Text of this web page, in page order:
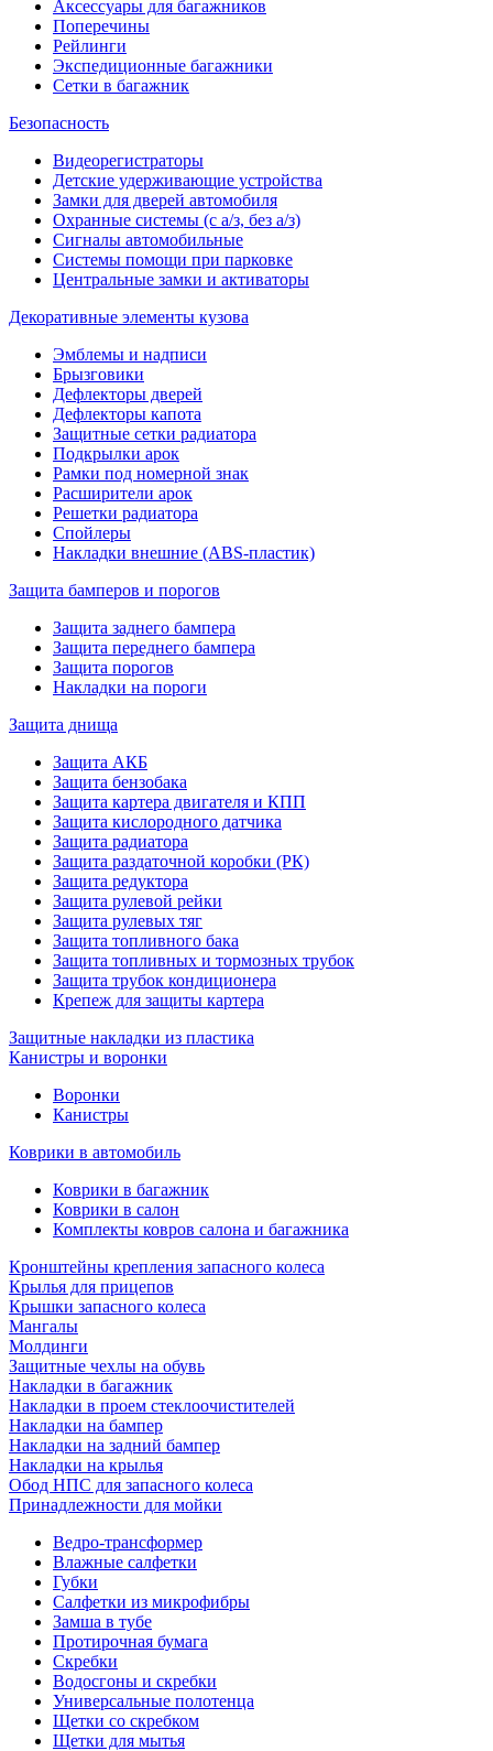
Аксессуары для багажников
Поперечины
Рейлинги
Экспедиционные багажники
Сетки в багажник
Безопасность
Видеорегистраторы
Детские удерживающие устройства
Замки для дверей автомобиля
Охранные системы (с а/з, без а/з)
Сигналы автомобильные
Системы помощи при парковке
Центральные замки и активаторы
Декоративные элементы кузова
Эмблемы и надписи
Брызговики
Дефлекторы дверей
Дефлекторы капота
Защитные сетки радиатора
Подкрылки арок
Рамки под номерной знак
Расширители арок
Решетки радиатора
Спойлеры
Накладки внешние (ABS-пластик)
Защита бамперов и порогов
Защита заднего бампера
Защита переднего бампера
Защита порогов
Накладки на пороги
Защита днища
Защита АКБ
Защита бензобака
Защита картера двигателя и КПП
Защита кислородного датчика
Защита радиатора
Защита раздаточной коробки (РК)
Защита редуктора
Защита рулевой рейки
Защита рулевых тяг
Защита топливного бака
Защита топливных и тормозных трубок
Защита трубок кондиционера
Крепеж для защиты картера
Защитные накладки из пластика
Канистры и воронки
Воронки
Канистры
Коврики в автомобиль
Коврики в багажник
Коврики в салон
Комплекты ковров салона и багажника
Кронштейны крепления запасного колеса
Крылья для прицепов
Крышки запасного колеса
Мангалы
Молдинги
Защитные чехлы на обувь
Накладки в багажник
Накладки в проем стеклоочистителей
Накладки на бампер
Накладки на задний бампер
Накладки на крылья
Обод НПС для запасного колеса
Принадлежности для мойки
Ведро-трансформер
Влажные салфетки
Губки
Салфетки из микрофибры
Замша в тубе
Протирочная бумага
Скребки
Водосгоны и скребки
Универсальные полотенца
Щетки со скребком
Щетки для мытья